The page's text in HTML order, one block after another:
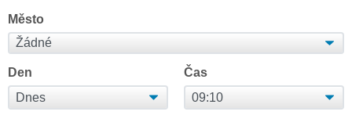
Město
Den Čas